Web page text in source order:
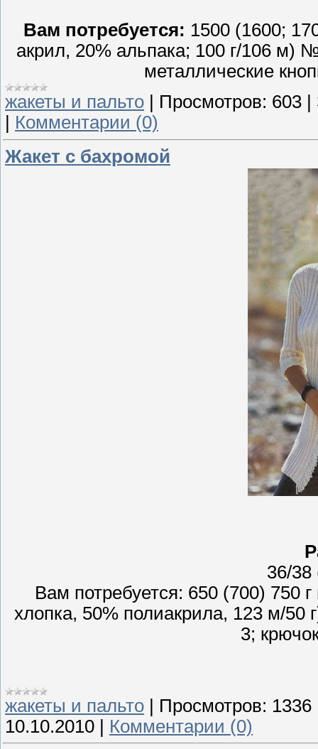
Вам потребуется: 1500 (1600;
акрил, 20% альпака; 100 г/106 м)
металлические
жакеты и пальто
Просмотров: 603
Комментарии (0)
Жакет с бахромой
36/
Вам потребуется: 650 (700) 750
хлопка, 50% полиакрила, 123 м/
3;
жакеты и пальто Просмотров: 1336
10.10.2010
Комментарии (0)